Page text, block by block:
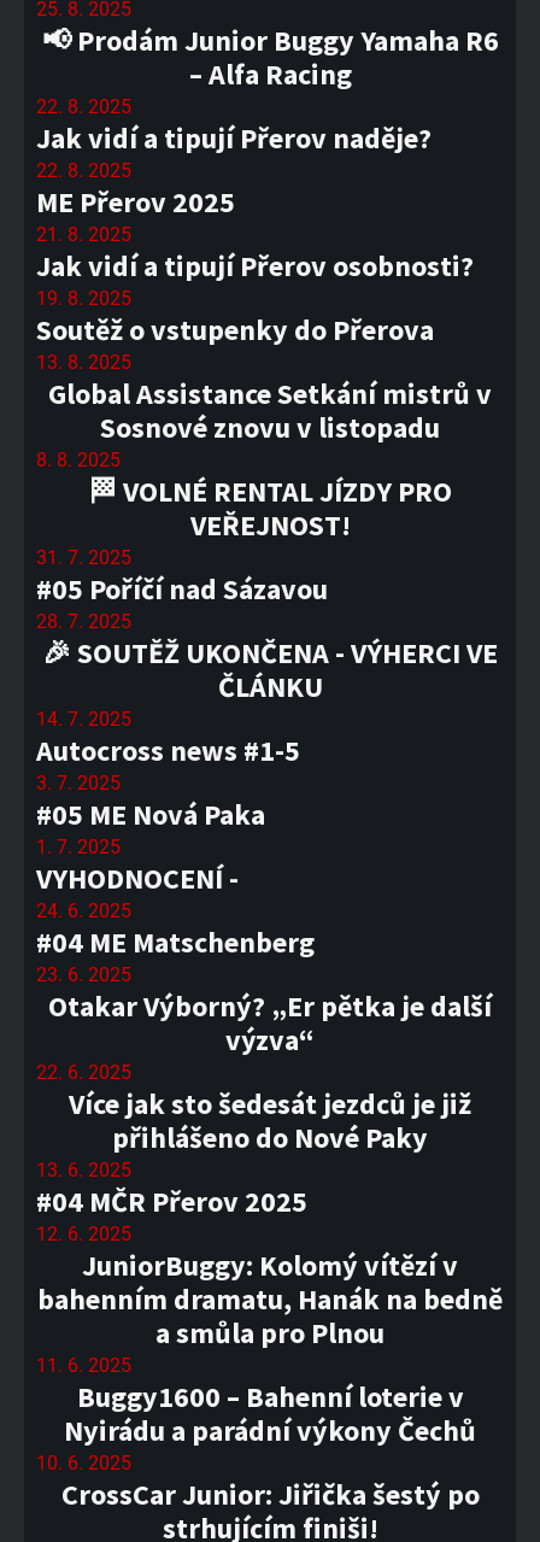
25. 8. 2025
📢 Prodám Junior Buggy Yamaha R6
– Alfa Racing
22. 8. 2025
Jak vidí a tipují Přerov naděje?
22. 8. 2025
ME Přerov 2025
21. 8. 2025
Jak vidí a tipují Přerov osobnosti?
19. 8. 2025
Soutěž o vstupenky do Přerova
13. 8. 2025
Global Assistance Setkání mistrů v
Sosnové znovu v listopadu
8. 8. 2025
🏁 VOLNÉ RENTAL JÍZDY PRO
VEŘEJNOST!
31. 7. 2025
#05 Poříčí nad Sázavou
28. 7. 2025
🎉 SOUTĚŽ UKONČENA - VÝHERCI VE
ČLÁNKU
14. 7. 2025
Autocross news #1-5
3. 7. 2025
#05 ME Nová Paka
1. 7. 2025
VYHODNOCENÍ -
24. 6. 2025
#04 ME Matschenberg
23. 6. 2025
Otakar Výborný? „Er pětka je další
výzva“
22. 6. 2025
Více jak sto šedesát jezdců je již
přihlášeno do Nové Paky
13. 6. 2025
#04 MČR Přerov 2025
12. 6. 2025
JuniorBuggy: Kolomý vítězí v
bahenním dramatu, Hanák na bedně
a smůla pro Plnou
11. 6. 2025
Buggy1600 – Bahenní loterie v
Nyirádu a parádní výkony Čechů
10. 6. 2025
CrossCar Junior: Jiřička šestý po
strhujícím finiši!